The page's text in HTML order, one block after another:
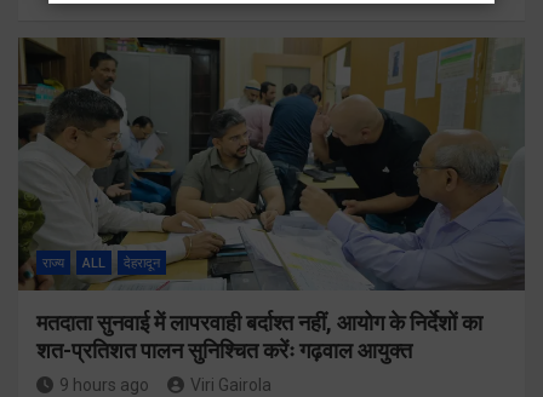
राज्य ALL देहरादून
मतदाता सुनवाई में लापरवाही बर्दाश्त नहीं, आयोग के निर्देशों का
शत-प्रतिशत पालन सुनिश्चित करेंः गढ़वाल आयुक्त
9 hours ago Viri Gairola